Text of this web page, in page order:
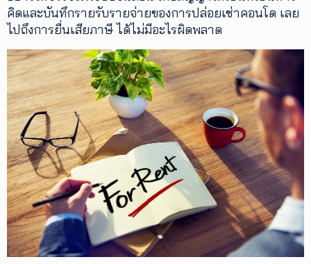
คิดและบันทึกรายรับรายจ่ายของการปล่อยเช่าคอนโด เลย
ไปถึงการยื่นเสียภาษี ได้ไม่มีอะไรผิดพลาด